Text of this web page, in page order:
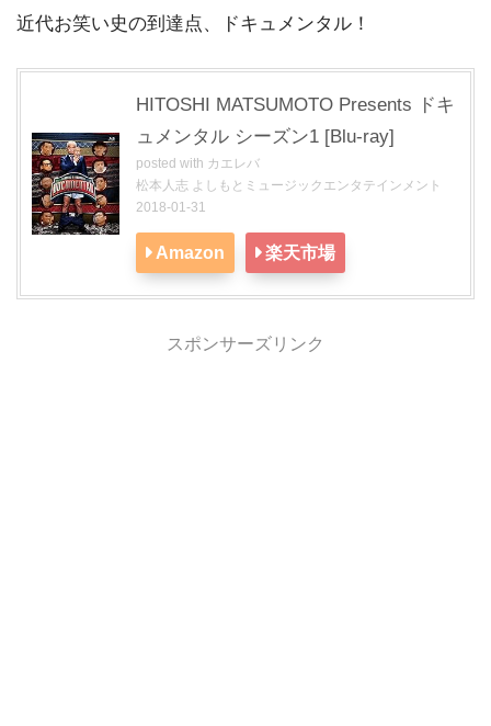
近代お笑い史の到達点、ドキュメンタル！
HITOSHI MATSUMOTO Presents ドキ
ュメンタル シーズン1 [Blu-ray]
posted with カエレバ
松本人志 よしもとミュージックエンタテインメント
2018-01-31
Amazon 楽天市場
スポンサーズリンク